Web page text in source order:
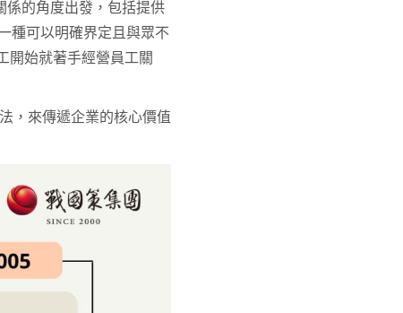
係的角度出發，包括提供
種可以明確界定且與眾不
開始就著手經營員工關
，來傳遞企業的核心價值